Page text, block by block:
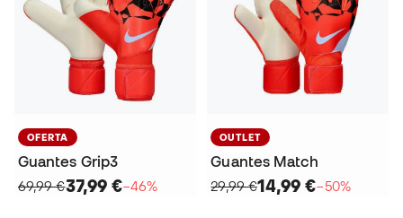
OFERTA
Guantes Grip3
69,99 €37,99 €−46%
OUTLET
Guantes Match
29,99 €14,99 €−50%